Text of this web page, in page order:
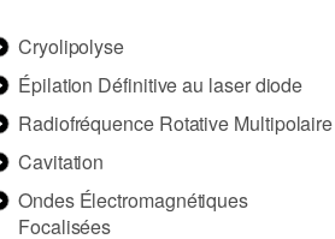
Cryolipolyse
Épilation Définitive au laser diode
Radiofréquence Rotative Multipolaire
Cavitation
Ondes Électromagnétiques
Focalisées